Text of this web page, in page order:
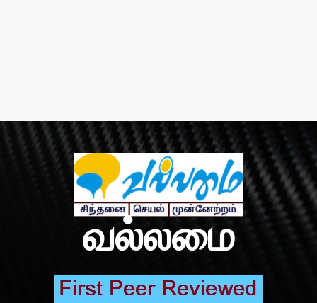
வல்லமை